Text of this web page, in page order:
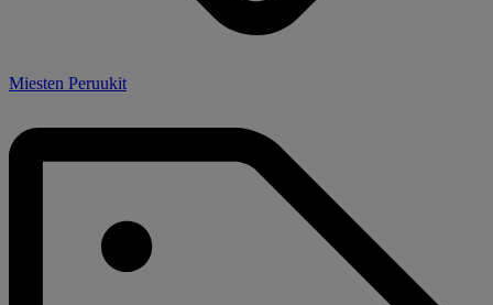
Miesten Peruukit